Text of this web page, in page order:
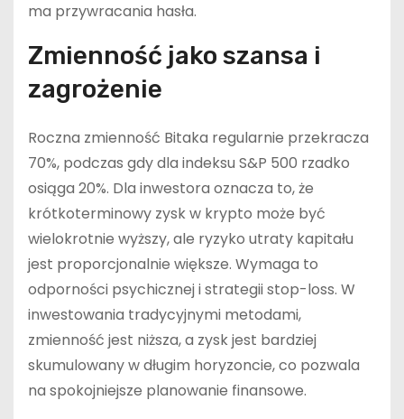
ma przywracania hasła.
Zmienność jako szansa i
zagrożenie
Roczna zmienność Bitaka regularnie przekracza
70%, podczas gdy dla indeksu S&P 500 rzadko
osiąga 20%. Dla inwestora oznacza to, że
krótkoterminowy zysk w krypto może być
wielokrotnie wyższy, ale ryzyko utraty kapitału
jest proporcjonalnie większe. Wymaga to
odporności psychicznej i strategii stop-loss. W
inwestowania tradycyjnymi metodami,
zmienność jest niższa, a zysk jest bardziej
skumulowany w długim horyzoncie, co pozwala
na spokojniejsze planowanie finansowe.